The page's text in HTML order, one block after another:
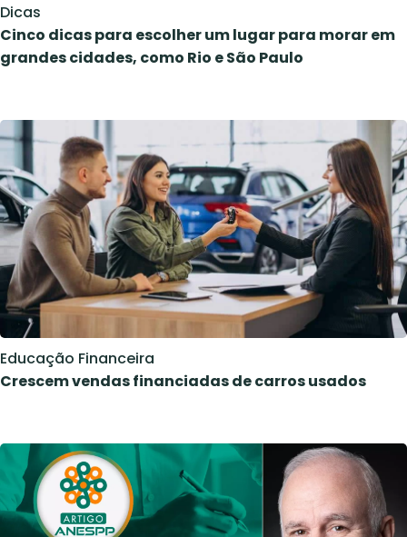
Dicas
Cinco dicas para escolher um lugar para morar em
grandes cidades, como Rio e São Paulo
Educação Financeira
Crescem vendas financiadas de carros usados